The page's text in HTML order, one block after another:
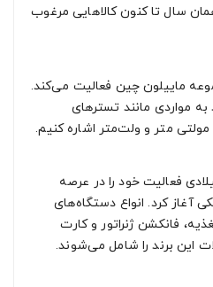
سال تا کنون کالاهایی مرغوب
ماییلون چین فعالیت می‌کند.
به مواردی مانند تسترهای
متر و ولت‌متر اشاره کنیم.
شرکت چینی از دهه ۹۰ میلادی فعالیت خود را در عرصه
آغاز کرد. انواع دستگاه‌های
فانکشن ژنراتور و کارت
این برند را شامل می‌شوند.